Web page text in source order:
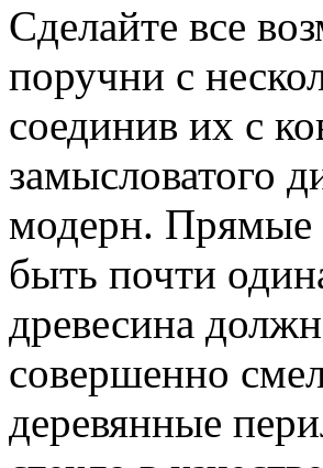
Сделайте все
поручни с
соединив их с
замысловатого
модерн. Прямые
быть почти
древесина
совершенно
деревянные